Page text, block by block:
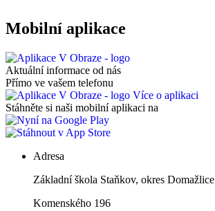
Mobilní aplikace
Aktuální informace od nás
Přímo ve vašem telefonu
Více o aplikaci
Stáhněte si naši mobilní aplikaci na
Adresa
Základní škola Staňkov, okres Domažlice
Komenského 196